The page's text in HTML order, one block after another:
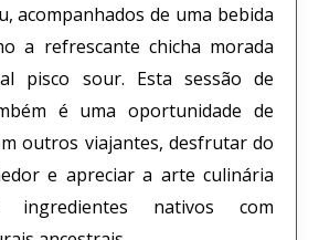
acompanhados de uma bebida
a refrescante chicha morada
pisco sour. Esta sessão de
é uma oportunidade de
outros viajantes, desfrutar do
e apreciar a arte culinária
ingredientes nativos com